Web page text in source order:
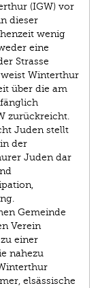
(IGW) vor
dieser
wenig
eine
Strasse
Winterthur
über die am
zurückreicht.
Juden stellt
der
Juden dar
Gemeinde
Verein
einer
nahezu
elsässische